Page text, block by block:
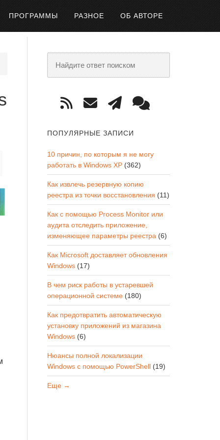
ПРОГРАММЫ РАЗНОЕ ОБ АВТОРЕ
ПОПУЛЯРНЫЕ ЗАПИСИ
10 причин, по которым я не могу
работать в Windows XP (362)
Как извлечь резервную копию
реестра из точки восстановления (11)
Как с помощью Process Monitor или
аудита отследить приложение,
изменяющее параметры реестра (6)
Как Microsoft доставляет обновления
Windows (17)
В чем риск работы в устаревшей
операционной системе (180)
Как предотвратить автоматическую
установку приложений из магазина
Windows (6)
Нюансы полной локализации
Windows с помощью PowerShell (19)
Еще →